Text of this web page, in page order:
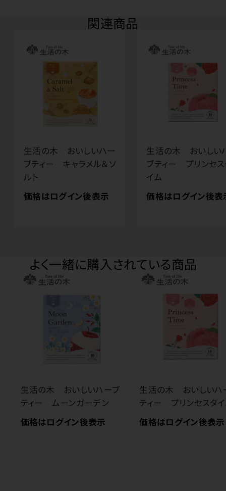
関連商品
生活の木 おいしいハー
ブティー キャラメル＆ソ
ルト
価格はログイン後表示
生活の木 おいしい
ブティー プリンセ
イム
価格はログイン後表
よく一緒に購入されている商品
生活の木 おいしいハーブ
ティー ムーンガーデン
価格はログイン後表示
生活の木 おいしいハ
ティー プリンセスタ
価格はログイン後表示